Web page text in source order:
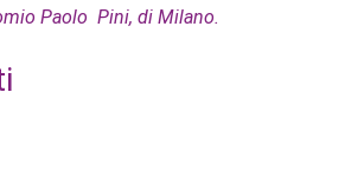
Paolo Pini, di Milano.